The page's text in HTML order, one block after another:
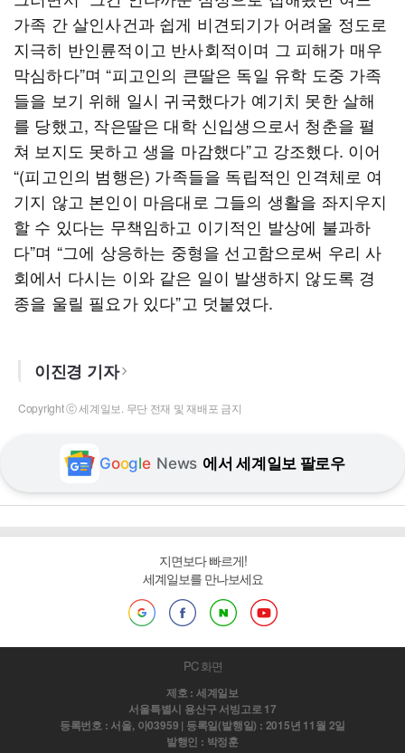
가족 간 살인사건과 쉽게 비견되기가 어려울 정도로
지극히 반인륜적이고 반사회적이며 그 피해가 매우
막심하다”며 “피고인의 큰딸은 독일 유학 도중 가족
들을 보기 위해 일시 귀국했다가 예기치 못한 살해
를 당했고, 작은딸은 대학 신입생으로서 청춘을 펼
쳐 보지도 못하고 생을 마감했다”고 강조했다. 이어
“(피고인의 범행은) 가족들을 독립적인 인격체로 여
기지 않고 본인이 마음대로 그들의 생활을 좌지우지
할 수 있다는 무책임하고 이기적인 발상에 불과하
다”며 “그에 상응하는 중형을 선고함으로써 우리 사
회에서 다시는 이와 같은 일이 발생하지 않도록 경
종을 울릴 필요가 있다”고 덧붙였다.
이진경 기자
Copyright ⓒ 세계일보. 무단 전재 및 재배포 금지
Google News 에서 세계일보 팔로우
지면보다 빠르게!
세계일보를 만나보세요
PC 화면
제호 : 세계일보
서울특별시 용산구 서빙고로 17
등록번호 : 서울, 아03959 | 등록일(발행일) : 2015년 11월 2일
발행인 : 박정훈